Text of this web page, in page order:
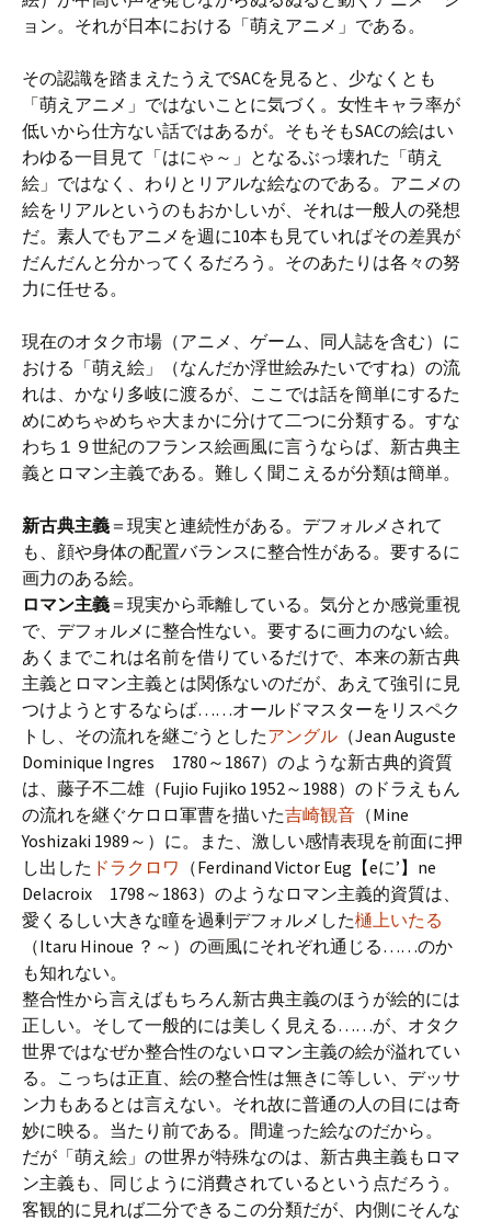
ョン。それが日本における「萌えアニメ」である。
その認識を踏まえたうえでSACを見ると、少なくとも
「萌えアニメ」ではないことに気づく。女性キャラ率が
低いから仕方ない話ではあるが。そもそもSACの絵はい
わゆる一目見て「はにゃ～」となるぶっ壊れた「萌え
絵」ではなく、わりとリアルな絵なのである。アニメの
絵をリアルというのもおかしいが、それは一般人の発想
だ。素人でもアニメを週に10本も見ていればその差異が
だんだんと分かってくるだろう。そのあたりは各々の努
力に任せる。
現在のオタク市場（アニメ、ゲーム、同人誌を含む）に
おける「萌え絵」（なんだか浮世絵みたいですね）の流
れは、かなり多岐に渡るが、ここでは話を簡単にするた
めにめちゃめちゃ大まかに分けて二つに分類する。すな
わち１９世紀のフランス絵画風に言うならば、新古典主
義とロマン主義である。難しく聞こえるが分類は簡単。
新古典主義 ＝現実と連続性がある。デフォルメされて
も、顔や身体の配置バランスに整合性がある。要するに
画力のある絵。
ロマン主義 ＝現実から乖離している。気分とか感覚重視
で、デフォルメに整合性ない。要するに画力のない絵。
あくまでこれは名前を借りているだけで、本来の新古典
主義とロマン主義とは関係ないのだが、あえて強引に見
つけようとするならば……オールドマスターをリスペク
トし、その流れを継ごうとしたアングル （Jean Auguste
Dominique Ingres 1780～1867）のような新古典的資質
は、藤子不二雄（Fujio Fujiko 1952～1988）のドラえもん
の流れを継ぐケロロ軍曹を描いた吉崎観音 （Mine
Yoshizaki 1989～）に。また、激しい感情表現を前面に押
し出した ドラクロワ （Ferdinand Victor Eug【eに’】ne
Delacroix 1798～1863）のようなロマン主義的資質は、
愛くるしい大きな瞳を過剰デフォルメした樋上いたる
（Itaru Hinoue ？～）の画風にそれぞれ通じる……のか
も知れない。
整合性から言えばもちろん新古典主義のほうが絵的には
正しい。そして一般的には美しく見える……が、オタク
世界ではなぜか整合性のないロマン主義の絵が溢れてい
る。こっちは正直、絵の整合性は無きに等しい、デッサ
ン力もあるとは言えない。それ故に普通の人の目には奇
妙に映る。当たり前である。間違った絵なのだから。
だが「萌え絵」の世界が特殊なのは、新古典主義もロマ
ン主義も、同じように消費されているという点だろう。
客観的に見れば二分できるこの分類だが、内側にそんな